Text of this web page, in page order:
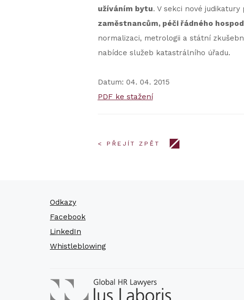
užíváním bytu. V sekci nové
zaměstnancům, péči řádného
normalizaci, metrologii a státní
nabídce služeb katastrálního úřadu.
Datum: 04. 04. 2015
PDF ke stažení
< PŘEJÍT ZPĚT
Odkazy
Facebook
LinkedIn
Whistleblowing